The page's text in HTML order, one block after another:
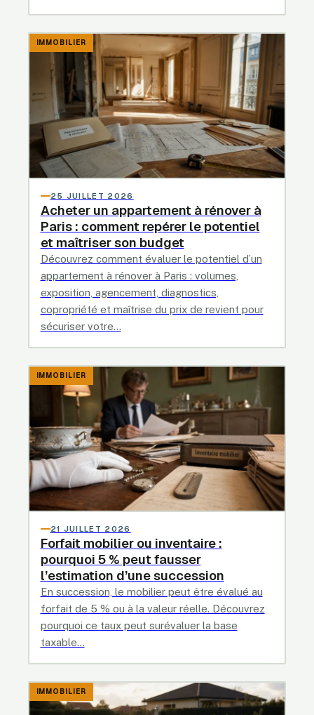
IMMOBILIER
Acheter un appartement à rénover à
Paris : comment repérer le potentiel
et maîtriser son budget
25 JUILLET 2026
Découvrez comment évaluer le potentiel d’un
appartement à rénover à Paris : volumes,
exposition, agencement, diagnostics,
copropriété et maîtrise du prix de revient pour
sécuriser votre…
IMMOBILIER
Forfait mobilier ou inventaire :
pourquoi 5 % peut fausser
l’estimation d’une succession
21 JUILLET 2026
En succession, le mobilier peut être évalué au
forfait de 5 % ou à la valeur réelle. Découvrez
pourquoi ce taux peut surévaluer la base
taxable…
IMMOBILIER